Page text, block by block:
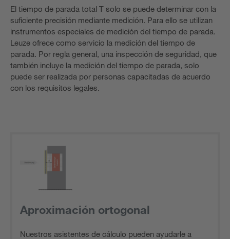
El tiempo de parada total T solo se puede determinar con la
suficiente precisión mediante medición. Para ello se utilizan
instrumentos especiales de medición del tiempo de parada.
Leuze ofrece como servicio la medición del tiempo de
parada. Por regla general, una inspección de seguridad, que
también incluye la medición del tiempo de parada, solo
puede ser realizada por personas capacitadas de acuerdo
con los requisitos legales.
Aproximación ortogonal
Nuestros asistentes de cálculo pueden ayudarle a